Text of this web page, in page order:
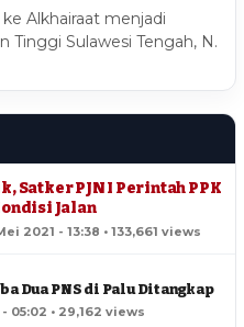
Alkhairaat menjadi
Tinggi Sulawesi Tengah, N.
Satker PJN I Perintah PPK
Jalan
2021 - 13:38 • 133,661 views
Dua PNS di Palu Ditangkap
05:02 • 29,162 views